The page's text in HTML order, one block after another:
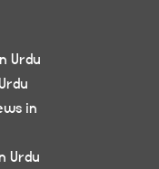
Urdu
in
Urdu